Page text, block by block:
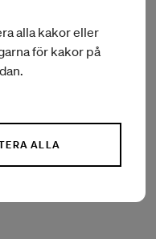
konstområden men
hälften av
än kvinnor. En
ett högre intäktsbortfall
alla kakor eller
för kakor på
ALLA